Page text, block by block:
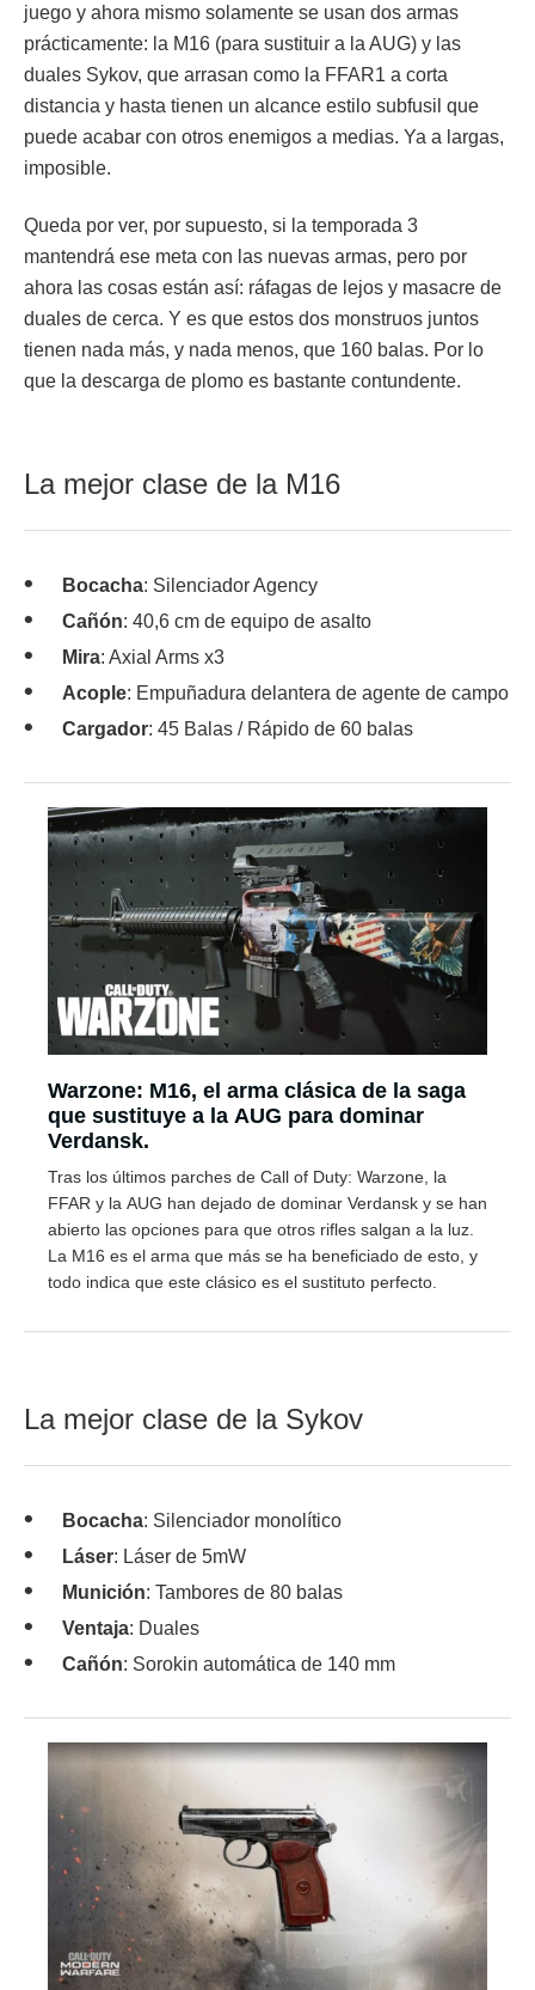
juego y ahora mismo solamente se usan dos armas
prácticamente: la M16 (para sustituir a la AUG) y las
duales Sykov, que arrasan como la FFAR1 a corta
distancia y hasta tienen un alcance estilo subfusil que
puede acabar con otros enemigos a medias. Ya a largas,
imposible.
Queda por ver, por supuesto, si la temporada 3
mantendrá ese meta con las nuevas armas, pero por
ahora las cosas están así: ráfagas de lejos y masacre de
duales de cerca. Y es que estos dos monstruos juntos
tienen nada más, y nada menos, que 160 balas. Por lo
que la descarga de plomo es bastante contundente.
La mejor clase de la M16
Bocacha: Silenciador Agency
Cañón: 40,6 cm de equipo de asalto
Mira: Axial Arms x3
Acople: Empuñadura delantera de agente de campo
Cargador: 45 Balas / Rápido de 60 balas
Warzone: M16, el arma clásica de la saga
que sustituye a la AUG para dominar
Verdansk.
Tras los últimos parches de Call of Duty: Warzone, la
FFAR y la AUG han dejado de dominar Verdansk y se han
abierto las opciones para que otros rifles salgan a la luz.
La M16 es el arma que más se ha beneficiado de esto, y
todo indica que este clásico es el sustituto perfecto.
La mejor clase de la Sykov
Bocacha: Silenciador monolítico
Láser: Láser de 5mW
Munición: Tambores de 80 balas
Ventaja: Duales
Cañón: Sorokin automática de 140 mm